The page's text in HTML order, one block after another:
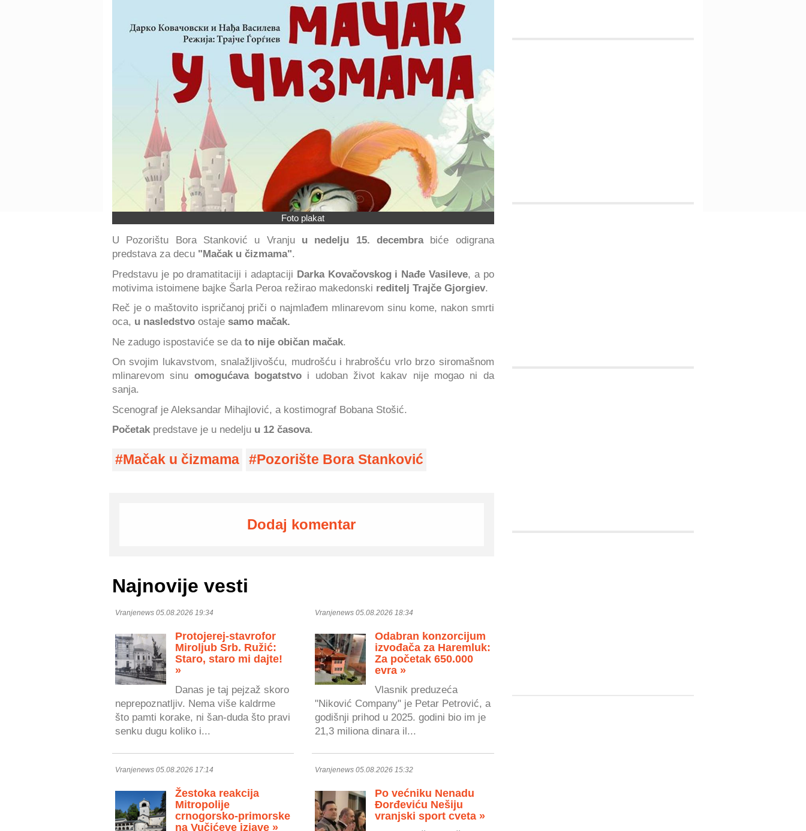
Foto plakat
U Pozorištu Bora Stanković u Vranju u nedelju 15. decembrabiće odigrana
predstava za decu "Mačak u čizmama".
Predstavu je po dramatitaciji i adaptaciji Darka Kovačovskog i Nađe Vasileve, a po
motivima istoimene bajke Šarla Peroa režirao makedonski reditelj Trajče Gjorgiev.
Reč je o maštovito ispričanoj priči o najmlađem mlinarevom sinu kome, nakon smrti
oca, u nasledstvo ostaje samo mačak.
Ne zadugo ispostaviće se da to nije običan mačak.
On svojim lukavstvom, snalažljivošću, mudrošću i hrabrošću vrlo brzo siromašnom
mlinarevom sinu omogućava bogatstvo i udoban život kakav nije mogao ni da
sanja.
Scenograf je Aleksandar Mihajlović, a kostimograf Bobana Stošić.
Početak predstave je u nedelju u 12 časova.
Mačak u čizmama Pozorište Bora Stanković
Dodaj komentar
Najnovije vesti
Vranjenews 05.08.2026 19:34
Protojerej-stavrofor
Miroljub Srb. Ružić:
Staro, staro mi dajte!
»
Danas je taj pejzaž skoro
neprepoznatljiv. Nema više kaldrme
što pamti korake, ni šan-duda što pravi
senku dugu koliko i...
Vranjenews 05.08.2026 18:34
Odabran konzorcijum
izvođača za Haremluk:
Za početak 650.000
evra »
Vlasnik preduzeća
"Niković Company" je Petar Petrović, a
godišnji prihod u 2025. godini bio im je
21,3 miliona dinara il...
Vranjenews 05.08.2026 17:14
Žestoka reakcija
Mitropolije
crnogorsko-primorske
na Vučićeve izjave »
Vranjenews 05.08.2026 15:32
Po većniku Nenadu
Đorđeviću Nešiju
vranjski sport cveta »